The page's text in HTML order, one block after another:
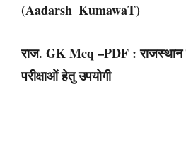
(Aadarsh_KumawaT)
राज. GK Mcq –PDF : राजस्थान
परीक्षाओं हेतु उपयोगी